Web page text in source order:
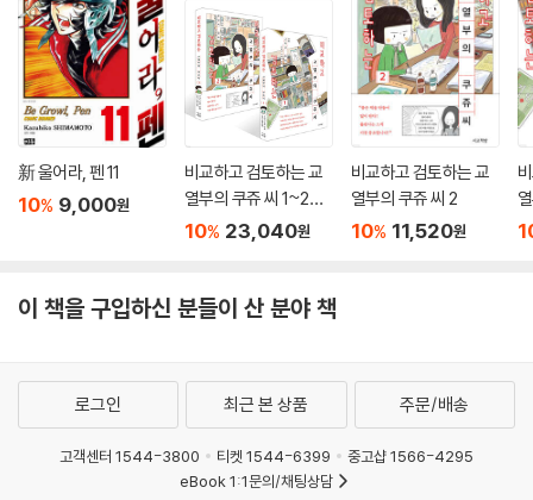
新 울어라, 펜 11
10% 9,000원
비교하고 검토하는 교
열부의 쿠쥬 씨 1~2권
세트
10% 23,040원
비교하고 검토하는 교
열부의 쿠쥬 씨 2
10% 11,520원
이 책을 구입하신 분들이 산 분야 책
로그인 최근 본 상품 주문/배송
고객센터 1544-3800 티켓 1544-6399
중고샵 1566-4295
eBook 1:1문의/채팅상담